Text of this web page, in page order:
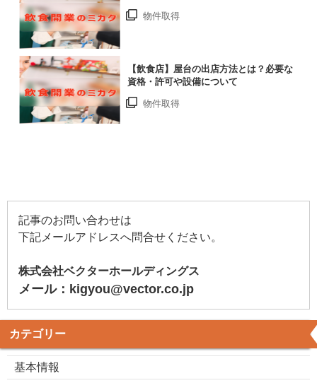
物件取得
【飲食店】屋台の出店方法とは？必要な
資格・許可や設備について
物件取得
記事のお問い合わせは
下記メールアドレスへ問合せください。
株式会社ベクターホールディングス
メール：kigyou@vector.co.jp
カテゴリー
基本情報